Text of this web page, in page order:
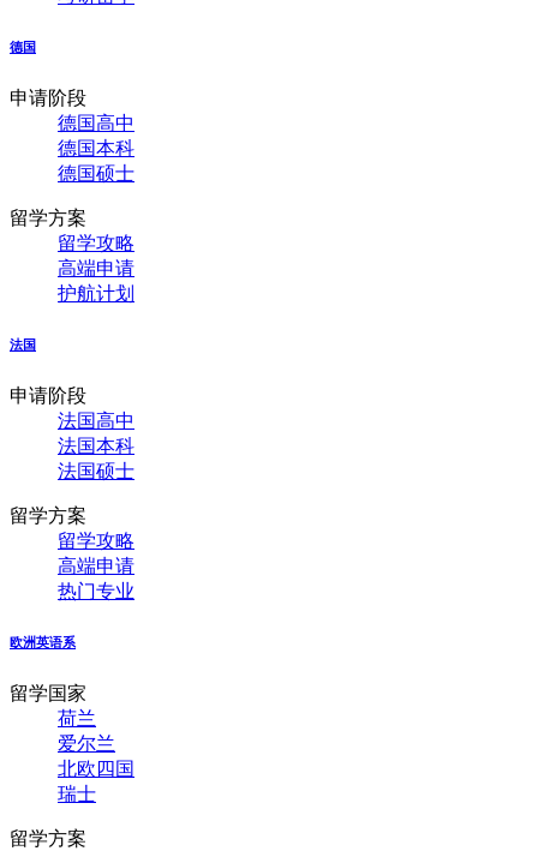
德国
申请阶段
德国高中
德国本科
德国硕士
留学方案
留学攻略
高端申请
护航计划
法国
申请阶段
法国高中
法国本科
法国硕士
留学方案
留学攻略
高端申请
热门专业
欧洲英语系
留学国家
荷兰
爱尔兰
北欧四国
瑞士
留学方案